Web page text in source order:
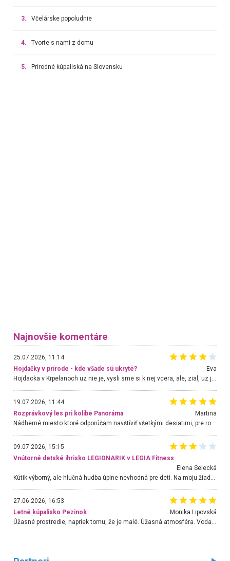
3. Včelárske popoludnie
4. Tvorte s nami z domu
5. Prírodné kúpaliská na Slovensku
Najnovšie komentáre
25.07.2026, 11:14
Hojdačky v prírode - kde všade sú ukryté?
Eva
Hojdacka v Krpelanoch uz nie je, vysli sme si k nej vcera, ale, zial, uz je znicena. Ak sem planujete cestu len kvoli hojdacke, mozete si ju usetrit. Krasny vyhlad je tu vsak aj bez hojdacky :-)
19.07.2026, 11:44
Rozprávkový les pri kolibe Panoráma
Martina
Nádherné miesto ktoré odporúčam navštíviť všetkými desiatimi, pre rodiny s deťmi, dôchodcom... Proste a jednoducho ozaj rozprávkový les.. určite ešte prídeme. Odniesli sme si na pamiatku krásne tričká,
09.07.2026, 15:15
Vnútorné detské ihrisko LEGIONARIK v LEGIA Fitness
Elena Selecká
27.06.2026, 16:53
Letné kúpalisko Pezinok
. Monika Lipovská
Úžasné prostredie, napriek tomu, že je malé. Úžasná atmosféra. Voda fantastická a nádherná. Ľudí je pomerne veľa, ale su mili a ohľaduplní. Je veľmi zaujímavé sledovať, ako dokážu spolu športovať cudzí ľudia a bez ohľadu na vek. Vládne tu pohoda. Vnuka neviem dostať z vody. Ďakujem za krásny deň . Urcite sa sem vrátim. Jediný problém je s parkovaním, ale aj ten sa mi podarilo vyriešiť. Monika Bratislava